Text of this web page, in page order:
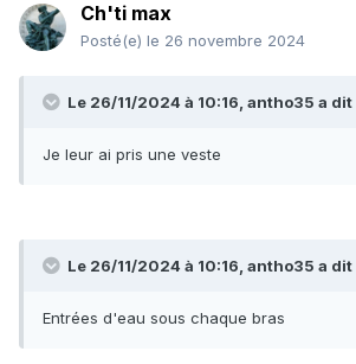
Ch'ti max
Posté(e) le 26 novembre 2024
Le 26/11/2024 à 10:16, antho35 a dit
Je leur ai pris une veste
Le 26/11/2024 à 10:16, antho35 a dit
Entrées d'eau sous chaque bras